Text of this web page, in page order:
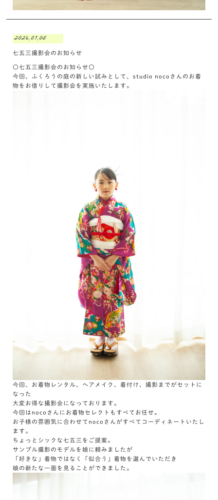
2026.07.05
七五三撮影会のお知らせ
〇七五三撮影会のお知らせ〇
今回、ふくろうの庭の新しい試みとして、studio nocoさんのお着
物をお借りして撮影会を実施いたします。
今回、お着物レンタル、ヘアメイク、着付け、撮影までがセットに
なった
大変お得な撮影会になっております。
今回はnocoさんにお着物セレクトもすべてお任せ。
お子様の雰囲気に合わせてnocoさんがすべてコーディネートいたし
ます。
ちょっとシックな七五三をご提案。
サンプル撮影のモデルを娘に頼みましたが
「好きな」着物ではなく「似合う」着物を選んでいただき
娘の新たな一面を見ることができました。